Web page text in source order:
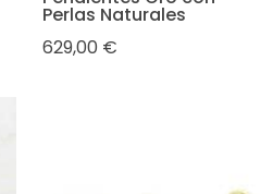
Perlas Naturales
629,00 €